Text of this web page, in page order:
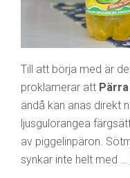
Till att börja med är
proklamerar att
ändå kan anas direkt
ljusgulorangea
av piggelinpäron.
synkar inte helt med …